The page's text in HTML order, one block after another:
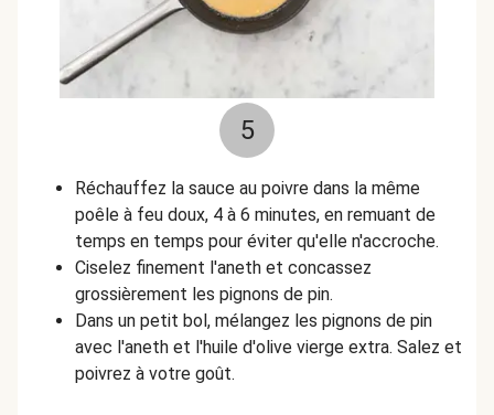
5
Réchauffez la sauce au poivre dans la même
poêle à feu doux, 4 à 6 minutes, en remuant de
temps en temps pour éviter qu'elle n'accroche.
Ciselez finement l'aneth et concassez
grossièrement les pignons de pin.
Dans un petit bol, mélangez les pignons de pin
avec l'aneth et l'huile d'olive vierge extra. Salez et
poivrez à votre goût.